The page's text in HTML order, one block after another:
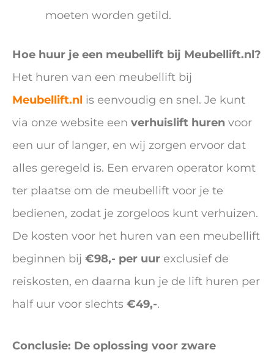
moeten worden getild.
Hoe huur je een meubellift bij Meubellift.nl?
Het huren van een meubellift bij
Meubellift.nl is eenvoudig en snel. Je kunt
via onze website een verhuislift huren voor
een uur of langer, en wij zorgen ervoor dat
alles geregeld is. Een ervaren operator komt
ter plaatse om de meubellift voor je te
bedienen, zodat je zorgeloos kunt verhuizen.
De kosten voor het huren van een meubellift
beginnen bij €98,- per uur exclusief de
reiskosten, en daarna kun je de lift huren per
half uur voor slechts €49,-.
Conclusie: De oplossing voor zware